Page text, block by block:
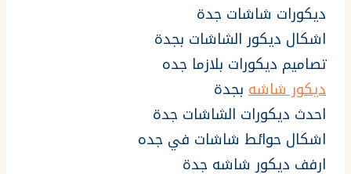
ديكورات شاشات جدة
اشكال ديكور الشاشات بجدة
تصاميم ديكورات بلازما جده
ديكور شاشه بجدة
احدث ديكورات الشاشات جدة
اشكال حوائط شاشات في جده
ارفف ديكور شاشه جدة